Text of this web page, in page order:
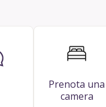
Prenota una
camera